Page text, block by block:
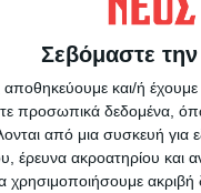
Σεβόμαστε την
αποθηκεύουμε και/ή
προσωπικά δεδομένα,
από μια συσκευή για
έρευνα ακροατηρίου και
χρησιμοποιήσουμε